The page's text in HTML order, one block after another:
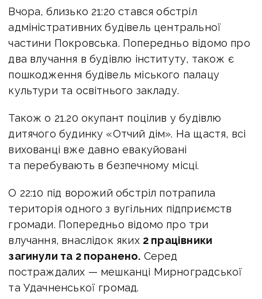
Вчора, близько 21:20 стався обстріл
адміністративних будівель центральної
частини Покровська. Попередньо відомо про
два влучання в будівлю інституту, також є
пошкодження будівель міського палацу
культури та освітнього закладу.
Також о 21.20 окупант поцілив у будівлю
дитячого будинку «Отчий дім». На щастя, всі
вихованці вже давно евакуйовані
та перебувають в безпечному місці.
О 22:10 під ворожий обстріл потрапила
територія одного з вугільних підприємств
громади. Попередньо відомо про три
влучання, внаслідок яких 2 працівники
загинули та 2 поранено. Серед
постраждалих — мешканці Мирноградської
та Удачненської громад.